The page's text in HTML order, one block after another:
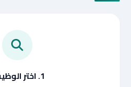
1. اختر الوظيفة